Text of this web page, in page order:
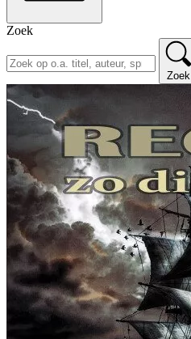
Zoek
Zoek